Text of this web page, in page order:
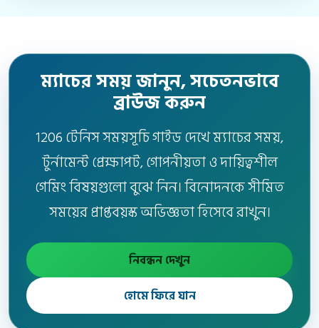
ম্যাচের সময় জানুন, সচেতনভাবে
ব্রাউজ করুন
1206 টেনিস সময়সূচি গাইড দেখে ম্যাচের সময়,
টুর্নামেন্ট প্রেক্ষাপট, গোপনীয়তা ও দায়িত্বশীল
গেমিং বিষয়গুলো বুঝে নিন। বিনোদনকে সীমিত
সময়ের প্রাপ্তবয়স্ক অভিজ্ঞতা হিসেবে রাখুন।
নিবন্ধন দেখুন
হোমে ফিরে যান